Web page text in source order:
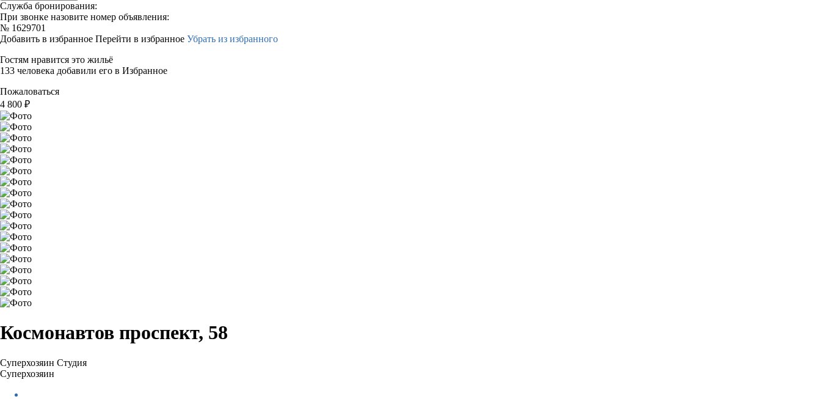
Служба бронирования:
При звонке назовите номер объявления:
№ 1629701
Добавить в избранное Перейти в избранное Убрать из избранного
Гостям нравится это жильё
133 человека добавили его в Избранное
Пожаловаться
4 800 ₽
Космонавтов проспект, 58
Суперхозяин Студия
Суперхозяин